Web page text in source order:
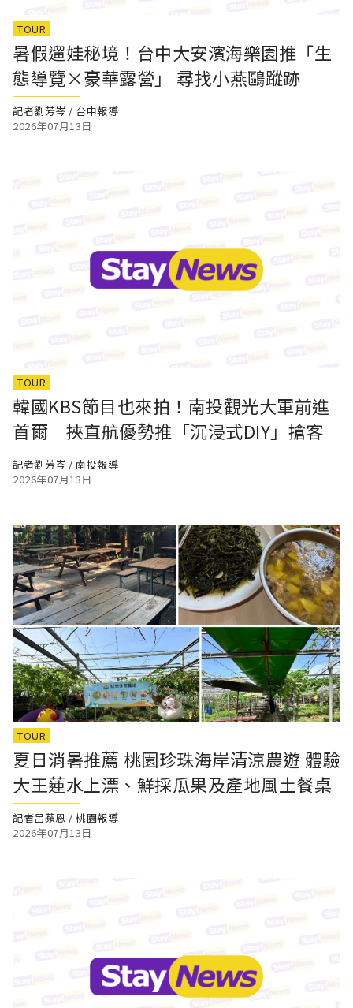
TOUR
暑假遛娃秘境！台中大安濱海樂園推「生
態導覽×豪華露營」 尋找小燕鷗蹤跡
記者劉芳岑 / 台中報導
2026年07月13日
TOUR
韓國KBS節目也來拍！南投觀光大軍前進
首爾 挾直航優勢推「沉浸式DIY」搶客
記者劉芳岑 / 南投報導
2026年07月13日
TOUR
夏日消暑推薦 桃園珍珠海岸清涼農遊 體驗
大王蓮水上漂、鮮採瓜果及產地風土餐桌
記者呂蘋恩 / 桃園報導
2026年07月13日